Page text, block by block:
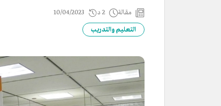
مقالة 2 د 10/04/2023
التعليم والتدريب